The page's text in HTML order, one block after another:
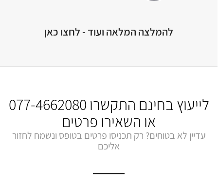
להמלצה המלאה ועוד - לחצו כאן
לייעוץ בחינם התקשרו 077-4662080
או השאירו פרטים
עדיין לא בטוחים? רק תכניסו פרטים בטופס ונשמח לחזור
אליכם